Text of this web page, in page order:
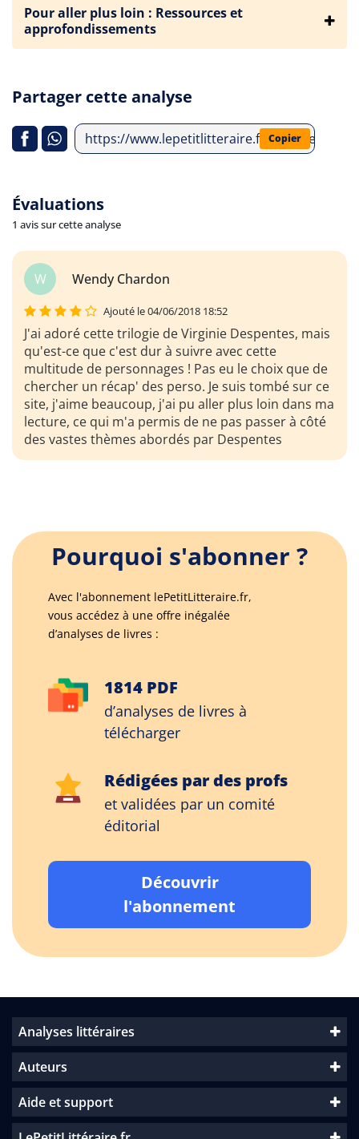
Pour aller plus loin : Ressources et
approfondissements
Partager cette analyse
https://www.lepetitlitteraire.fr/analyses-
Copier
Évaluations
1 avis sur cette analyse
W Wendy Chardon
Ajouté le 04/06/2018 18:52
J'ai adoré cette trilogie de Virginie Despentes, mais
qu'est-ce que c'est dur à suivre avec cette
multitude de personnages ! Pas eu le choix que de
chercher un récap' des perso. Je suis tombé sur ce
site, j'aime beaucoup, j'ai pu aller plus loin dans ma
lecture, ce qui m'a permis de ne pas passer à côté
des vastes thèmes abordés par Despentes
Pourquoi s'abonner ?
Avec l'abonnement lePetitLitteraire.fr,
vous accédez à une offre inégalée
d’analyses de livres :
1814 PDF
d’analyses de livres à
télécharger
Rédigées par des profs
et validées par un comité
éditorial
Découvrir
l'abonnement
Analyses littéraires
Auteurs
Aide et support